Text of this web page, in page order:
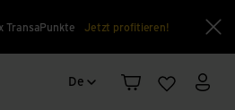
TransaPunkte Jetzt profitieren!
Sprachwechsel
De
Warenkorb
Merkliste